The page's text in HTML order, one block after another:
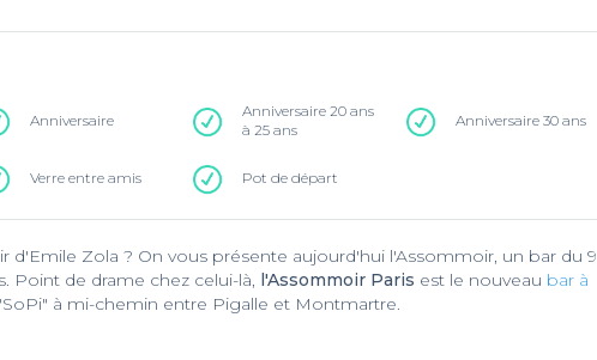
Anniversaire
Anniversaire 20 ans
à 25 ans
Anniversaire 30 ans
Verre entre amis Pot de départ
d'Emile Zola ? On vous présente aujourd'hui l'Assommoir, un bar du 9
Point de drame chez celui-là, l'Assommoir Paris est le nouveau bar à
à mi-chemin entre Pigalle et Montmartre.